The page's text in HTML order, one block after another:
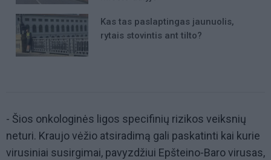
Kas tas paslaptingas jaunuolis,
rytais stovintis ant tilto?
- Šios onkologinės ligos specifinių rizikos veiksnių
neturi. Kraujo vėžio atsiradimą gali paskatinti kai kurie
virusiniai susirgimai, pavyzdžiui Epšteino-Baro virusas,